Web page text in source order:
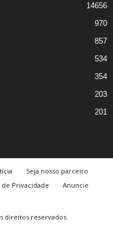
14656
970
857
534
354
203
201
Seja nosso parceiro
Privacidade
Anuncie
direitos reservados.